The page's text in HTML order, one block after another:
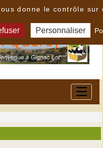
donne le contrôle sur
Personnaliser